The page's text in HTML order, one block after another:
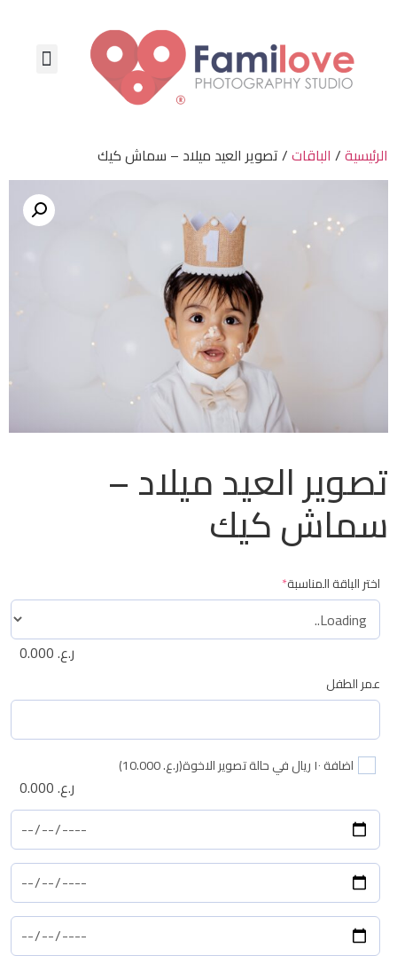
الرئيسية/ الباقات/ تصوير العيد ميلاد – سماش كيك
تصوير العيد ميلاد –
سماش كيك
اختر الباقة المناسبة*
ر.ع.
عمر الطفل
اضافة ١٠ ريال في حالة تصوير الاخوة (ر.ع. 10.000)
ر.ع.